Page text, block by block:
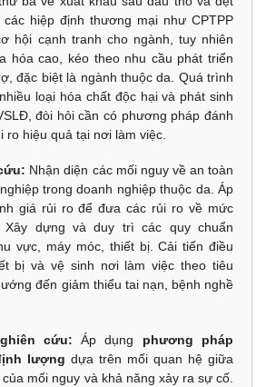
các hiệp định thương mại như CPTPP
hội cạnh tranh cho ngành, tuy nhiên
hóa cao, kéo theo nhu cầu phát triển
đặc biệt là ngành thuộc da. Quá trình
loại hóa chất độc hại và phát sinh
đòi hỏi cần có phương pháp đánh
ro hiệu quả tại nơi làm việc.
Nhận diện các mối nguy về an toàn
trong doanh nghiệp thuộc da. Áp
giá rủi ro để đưa các rủi ro về mức
Xây dựng và duy trì các quy chuẩn
vực, máy móc, thiết bị. Cải tiến điều
bị và vệ sinh nơi làm việc theo tiêu
đến giảm thiểu tai nạn, bệnh nghề
cứu: Áp dụng phương pháp
lượng dựa trên mối quan hệ giữa
mối nguy và khả năng xảy ra sự cố.